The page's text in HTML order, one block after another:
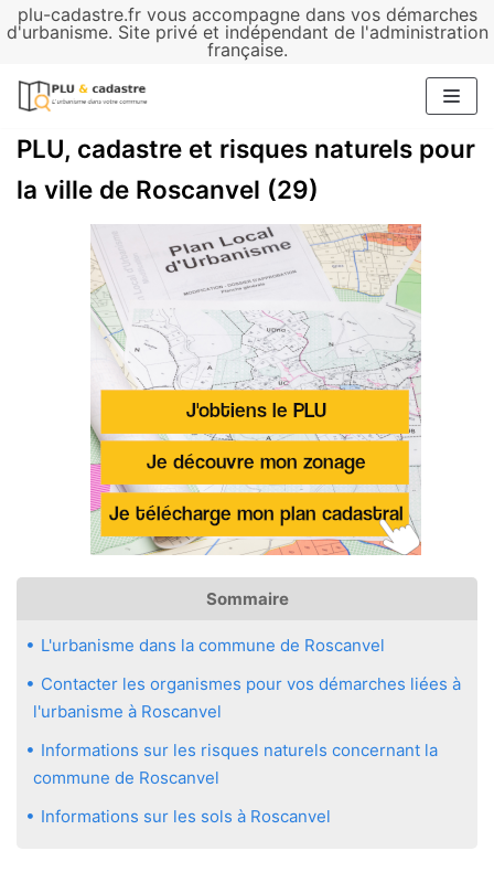
plu-cadastre.fr vous accompagne dans vos démarches
d'urbanisme. Site privé et indépendant de l'administration
française.
Aller
contenu
PLU, cadastre et risques naturels pour
la ville de Roscanvel (29)
Sommaire
L'urbanisme dans la commune de Roscanvel
Contacter les organismes pour vos démarches liées à
l'urbanisme à Roscanvel
Informations sur les risques naturels concernant la
commune de Roscanvel
Informations sur les sols à Roscanvel